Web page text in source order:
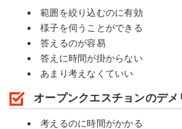
範囲を絞り込むのに有効
様子を伺うことができる
答えるのが容易
答えに時間が掛からない
あまり考えなくていい
オープンクエスチョンのデメ
考えるのに時間がかかる